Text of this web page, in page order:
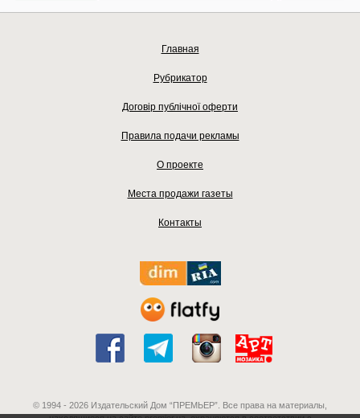
Главная
Рубрикатор
Договір публічної оферти
Правила подачи рекламы
О проекте
Места продажи газеты
Контакты
© 1994 - 2026 Издательский Дом “ПРЕМЬЕР”. Все права на материалы,